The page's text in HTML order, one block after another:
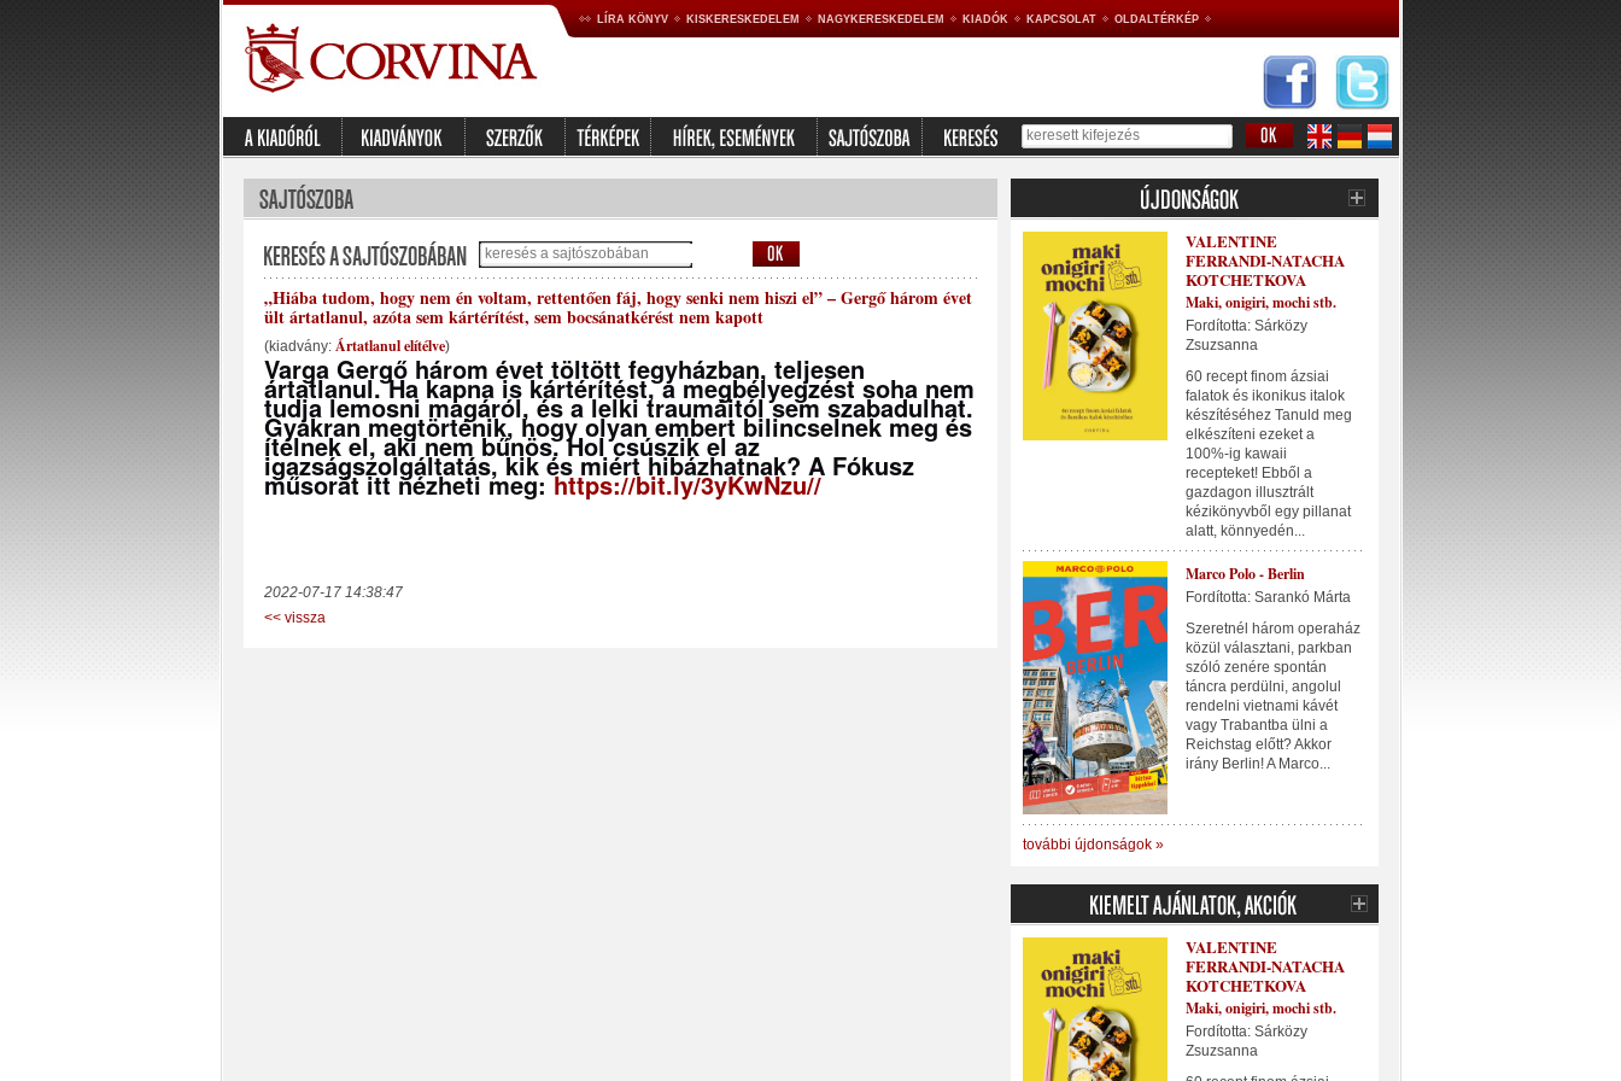
LÍRA KÖNYV KISKERESKEDELEM NAGYKERESKEDELEM KIADÓK KAPCSOLAT OLDALTÉRKÉP
„Hiába tudom, hogy nem én voltam, rettentően fáj, hogy senki nem hiszi el” – Gergő három évet
ült ártatlanul, azóta sem kártérítést, sem bocsánatkérést nem kapott
(kiadvány: Ártatlanul elítélve)
Varga Gergő három évet töltött fegyházban, teljesen
ártatlanul. Ha kapna is kártérítést, a megbélyegzést soha nem
tudja lemosni magáról, és a lelki traumáitól sem szabadulhat.
Gyakran megtörténik, hogy olyan embert bilincselnek meg és
ítélnek el, aki nem bűnös. Hol csúszik el az
igazságszolgáltatás, kik és miért hibázhatnak? A Fókusz
műsorát itt nézheti meg:https://bit.ly/3yKwNzu//
2022-07-17 14:38:47
<< vissza
VALENTINE
FERRANDI-NATACHA
KOTCHETKOVA
Maki, onigiri, mochi stb.
Fordította: Sárközy
Zsuzsanna
60 recept finom ázsiai
falatok és ikonikus italok
készítéséhez Tanuld meg
elkészíteni ezeket a
100%-ig kawaii
recepteket! Ebből a
gazdagon illusztrált
kézikönyvből egy pillanat
alatt, könnyedén...
Marco Polo - Berlin
Fordította: Sarankó Márta
Szeretnél három operaház
közül választani, parkban
szóló zenére spontán
táncra perdülni, angolul
rendelni vietnami kávét
vagy Trabantba ülni a
Reichstag előtt? Akkor
irány Berlin! A Marco...
további újdonságok »
VALENTINE
FERRANDI-NATACHA
KOTCHETKOVA
Maki, onigiri, mochi stb.
Fordította: Sárközy
Zsuzsanna